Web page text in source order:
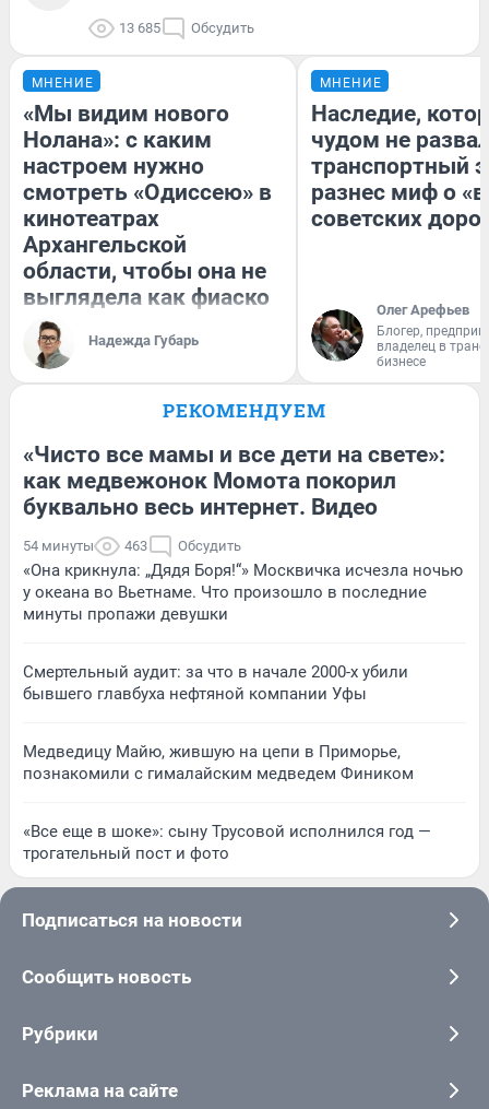
13 685 Обсудить
МНЕНИЕ
«Мы видим нового
Нолана»: с каким
настроем нужно
смотреть «Одиссею» в
кинотеатрах
Архангельской
области, чтобы она не
выглядела как фиаско
Надежда Губарь
МНЕНИЕ
Наследие,
чудом не
транспортный
разнес миф о
советских
Олег Арефьев
Блогер,
владелец в
бизнесе
РЕКОМЕНДУЕМ
«Чисто все мамы и все дети на свете»:
как медвежонок Момота покорил
буквально весь интернет. Видео
54 минуты 463 Обсудить
«Она крикнула: „Дядя Боря!“» Москвичка исчезла ночью
у океана во Вьетнаме. Что произошло в последние
минуты пропажи девушки
Смертельный аудит: за что в начале 2000-х убили
бывшего главбуха нефтяной компании Уфы
Медведицу Майю, жившую на цепи в Приморье,
познакомили с гималайским медведем Фиником
«Все еще в шоке»: сыну Трусовой исполнился год —
трогательный пост и фото
Подписаться на новости
Сообщить новость
Рубрики
Реклама на сайте